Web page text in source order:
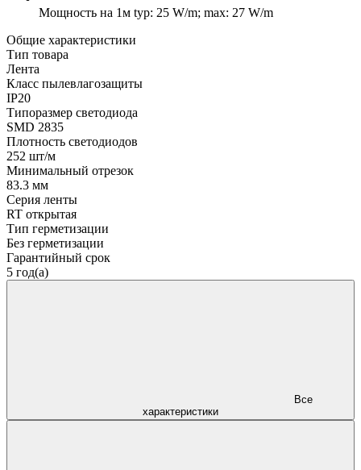
Мощность на 1м typ: 25 W/m; max: 27 W/m
Общие характеристики
Тип товара
Лента
Класс пылевлагозащиты
IP20
Типоразмер светодиода
SMD 2835
Плотность светодиодов
252 шт/м
Минимальный отрезок
83.3 мм
Серия ленты
RT открытая
Тип герметизации
Без герметизации
Гарантийный срок
5 год(а)
характеристики